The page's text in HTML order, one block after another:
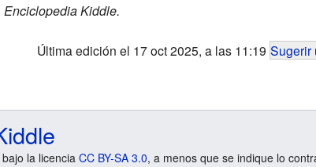
Enciclopedia Kiddle.
Última edición el 17 oct 2025, a las 11:19 Sugerir
la licencia CC BY-SA 3.0, a menos que se indique lo